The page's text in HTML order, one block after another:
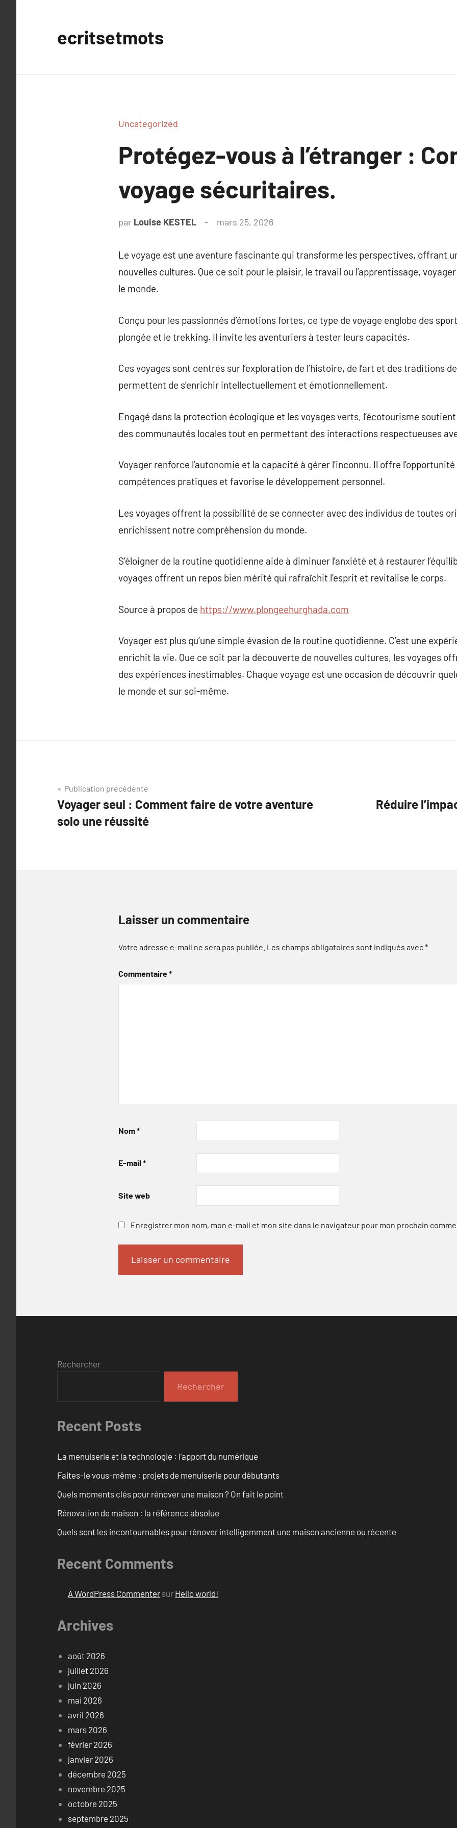
ecritsetmots
Uncategorized
Protégez-vous à l’étranger :
voyage sécuritaires.
par Louise KESTEL mars 25, 2026
Le voyage est une aventure fascinante qui transforme les perspectives, offrant
nouvelles cultures. Que ce soit pour le plaisir, le travail ou l’apprentissage,
le monde.
Conçu pour les passionnés d’émotions fortes, ce type de voyage englobe des
plongée et le trekking. Il invite les aventuriers à tester leurs capacités.
Ces voyages sont centrés sur l’exploration de l’histoire, de l’art et des traditions
permettent de s’enrichir intellectuellement et émotionnellement.
Engagé dans la protection écologique et les voyages verts, l’écotourisme
des communautés locales tout en permettant des interactions respectueuses
Voyager renforce l’autonomie et la capacité à gérer l’inconnu. Il offre
compétences pratiques et favorise le développement personnel.
Les voyages offrent la possibilité de se connecter avec des individus de toutes
enrichissent notre compréhension du monde.
S’éloigner de la routine quotidienne aide à diminuer l’anxiété et à restaurer
voyages offrent un repos bien mérité qui rafraîchit l’esprit et revitalise le corps.
Source à propos de https://www.plongeehurghada.com
Voyager est plus qu’une simple évasion de la routine quotidienne. C’est une
enrichit la vie. Que ce soit par la découverte de nouvelles cultures, les voyages
des expériences inestimables. Chaque voyage est une occasion de découvrir
le monde et sur soi-même.
Navigation
de
l’article
Publication précédente
Voyager seul : Comment faire de votre aventure
solo une réussité
Réduire
Laisser un commentaire
Votre adresse e-mail ne sera pas publiée. Les champs obligatoires sont indiqués avec*
Commentaire*
Nom*
E-mail *
Site web
Enregistrer mon nom, mon e-mail et mon site dans le navigateur pour mon prochain
Rechercher
Rechercher
Recent Posts
La menuiserie et la technologie : l’apport du numérique
Faites-le vous-même : projets de menuiserie pour débutants
Quels moments clés pour rénover une maison ? On fait le point
Rénovation de maison : la référence absolue
Quels sont les incontournables pour rénover intelligemment une maison ancienne ou récente
Recent Comments
A WordPress Commenter sur Hello world!
Archives
août 2026
juillet 2026
juin 2026
mai 2026
avril 2026
mars 2026
février 2026
janvier 2026
décembre 2025
novembre 2025
octobre 2025
septembre 2025